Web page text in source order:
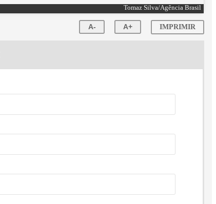
Tomaz Silva/Agência Brasil
A- A+ IMPRIMIR